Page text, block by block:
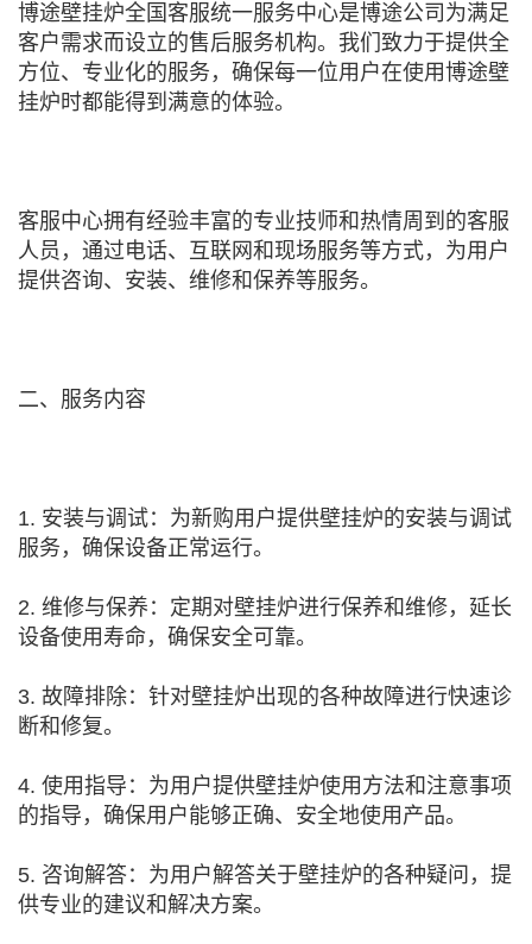
博途壁挂炉全国客服统一服务中心是博途公司为满足
客户需求而设立的售后服务机构。我们致力于提供全
方位、专业化的服务，确保每一位用户在使用博途壁
挂炉时都能得到满意的体验。
客服中心拥有经验丰富的专业技师和热情周到的客服
人员，通过电话、互联网和现场服务等方式，为用户
提供咨询、安装、维修和保养等服务。
二、服务内容
1. 安装与调试：为新购用户提供壁挂炉的安装与调试
服务，确保设备正常运行。
2. 维修与保养：定期对壁挂炉进行保养和维修，延长
设备使用寿命，确保安全可靠。
3. 故障排除：针对壁挂炉出现的各种故障进行快速诊
断和修复。
4. 使用指导：为用户提供壁挂炉使用方法和注意事项
的指导，确保用户能够正确、安全地使用产品。
5. 咨询解答：为用户解答关于壁挂炉的各种疑问，提
供专业的建议和解决方案。